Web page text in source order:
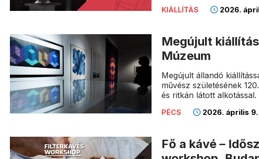
KIÁLLÍTÁS 2026.
Megújult
Múzeum
Megújult állandó
művész születésének
és ritkán látott alkotással.
PÉCS 2026. április 9.
Fő a kávé –